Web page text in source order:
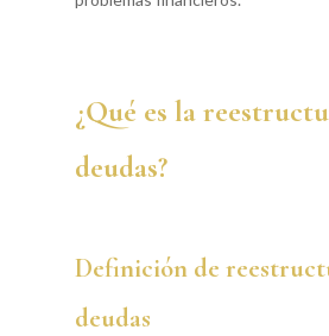
¿Qué es la
deudas?
Definición de
deudas